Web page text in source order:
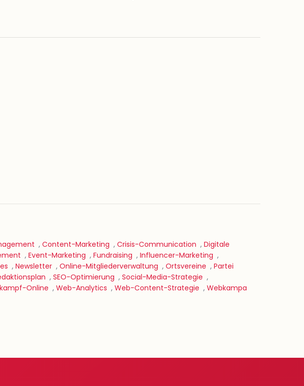
, Content-Marketing , Crisis-Communication , Digitale
, Event-Marketing , Fundraising , Influencer-Marketing ,
, Newsletter , Online-Mitgliederverwaltung , Ortsvereine , Partei
, SEO-Optimierung , Social-Media-Strategie ,
Online , Web-Analytics , Web-Content-Strategie , Webkampa